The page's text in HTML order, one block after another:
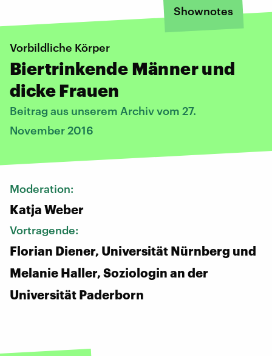
Shownotes
Vorbildliche Körper
Biertrinkende Männer und
dicke Frauen
Beitrag aus unserem Archiv vom 27.
November 2016
Moderation:
Katja Weber
Vortragende:
Florian Diener, Universität Nürnberg und
Melanie Haller, Soziologin an der
Universität Paderborn